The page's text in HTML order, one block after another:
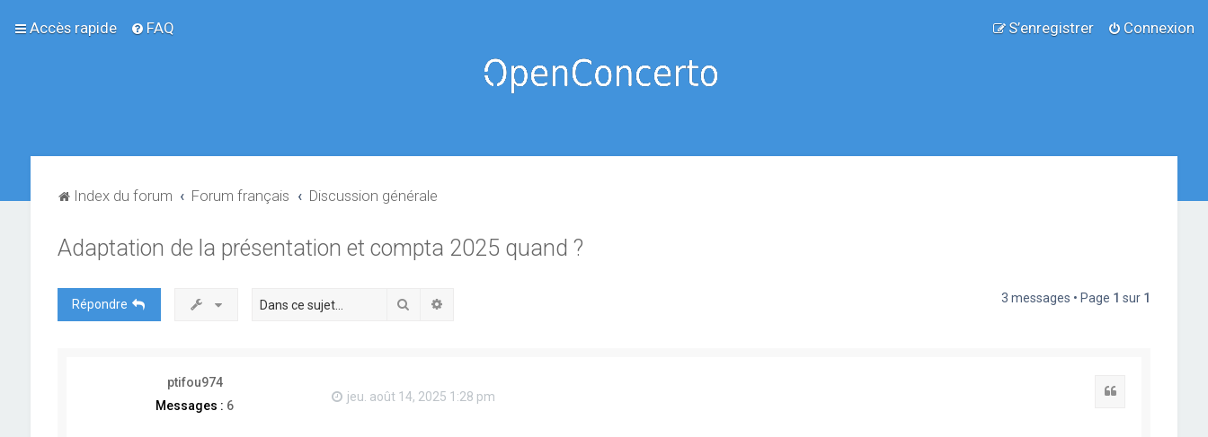
Accès rapide FAQ Connexion
S’enregistrer
Index du forum Forum français Discussion générale
Adaptation de la présentation et compta 2025 quand ?
Répondre Rechercher 3 messages • Page 1 sur 1
ptifou974
Messages : 6
jeu. août 14, 2025 1:28 pm